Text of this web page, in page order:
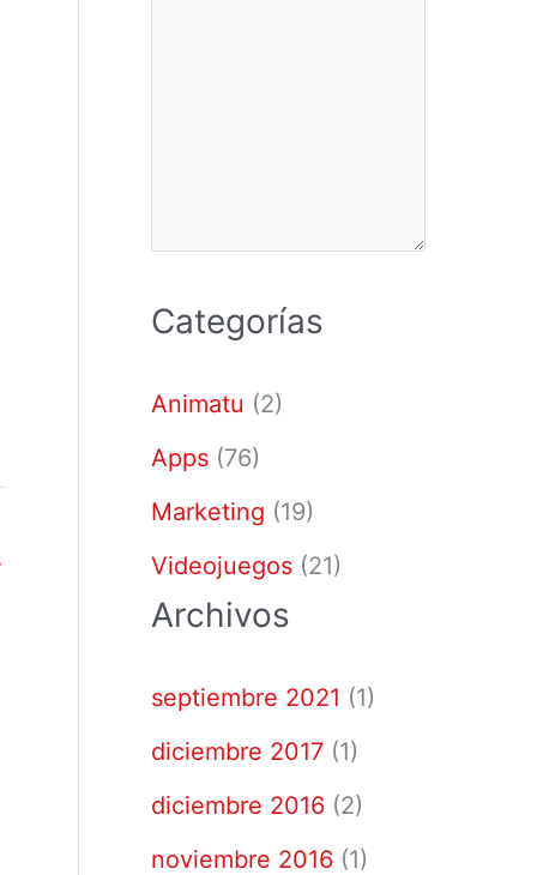
Categorías
Animatu (2)
Apps (76)
Marketing (19)
Videojuegos (21)
Archivos
septiembre 2021 (1)
diciembre 2017 (1)
diciembre 2016 (2)
noviembre 2016 (1)